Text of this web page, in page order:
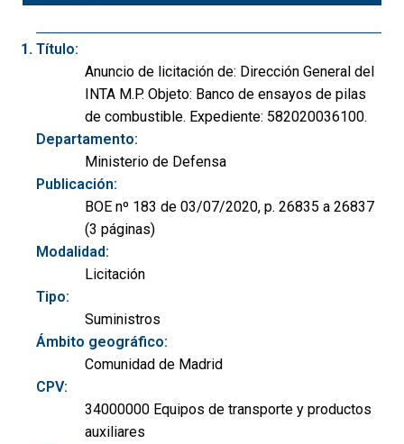
Título:
Anuncio de licitación de: Dirección General del
INTA M.P. Objeto: Banco de ensayos de pilas
de combustible. Expediente: 582020036100.
Departamento:
Ministerio de Defensa
Publicación:
BOE nº 183 de 03/07/2020, p. 26835 a 26837
(3 páginas)
Modalidad:
Licitación
Tipo:
Suministros
Ámbito geográfico:
Comunidad de Madrid
CPV:
34000000 Equipos de transporte y productos
auxiliares